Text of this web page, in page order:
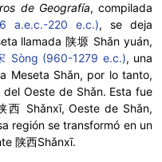
de Geografía, compilada
a.e.c.-220 e.c.), se deja
llamada 陕塬 Shǎn yuán,
Sòng (960-1279 e.c.), una
Meseta Shǎn, por lo tanto,
Oeste de Shǎn. Esta fue
西 Shǎnxī, Oeste de Shǎn,
región se transformó en un
陕西Shǎnxī.